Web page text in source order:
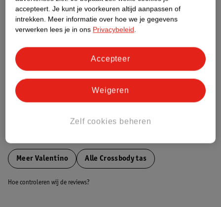
Nature Impact Score
Impact Score.
Meer informatie
Bestel & Bezorginformatie
Meer Valentino Alle Crossbody tas
Hoe controleren wij de reviews?
accepteert. Je kunt je voorkeuren altijd aanpassen of
intrekken. Meer informatie over hoe we je gegevens
verwerken lees je in ons Privacybeleid.
Zelf cookies beheren
Weigeren
Accepteer